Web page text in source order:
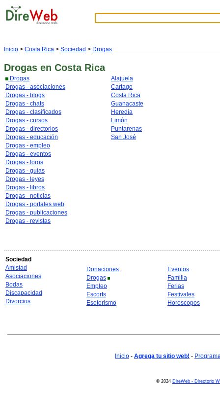
Inicio > Costa Rica > Sociedad > Drogas
Drogas en Costa Rica
Drogas
Drogas - asociaciones
Drogas - blogs
Drogas - chats
Drogas - clasificados
Drogas - cursos
Drogas - directorios
Drogas - educación
Drogas - empleo
Drogas - eventos
Drogas - foros
Drogas - guías
Drogas - leyes
Drogas - libros
Drogas - noticias
Drogas - portales web
Drogas - publicaciones
Drogas - revistas
Alajuela
Cartago
Costa Rica
Guanacaste
Heredia
Limón
Puntarenas
San José
Sociedad
Amistad
Asociaciones
Bodas
Discapacidad
Divorcios
Donaciones
Drogas
Empleo
Escorts
Esoterismo
Eventos
Familia
Ferias
Festivales
Horoscopos
Inicio - Agrega tu sitio web! -
© 2024 DireWeb - Directorio